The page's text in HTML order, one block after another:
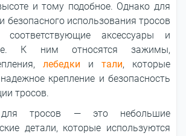
и тому подобное. Однако для
безопасного использования тросов
аксессуары и
К ним относятся зажимы,
лебедки и тали, которые
крепление и безопасность
тросов.
тросов ― это небольшие
детали, которые используются